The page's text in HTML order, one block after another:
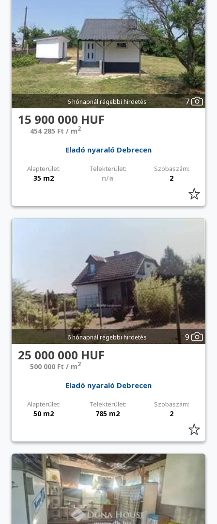
6 hónapnál régebbi hirdetés 7
15 900 000 HUF
454 285 Ft / m2
Eladó nyaraló Debrecen
Alapterület: Telekterület: Szobaszám:
35 m2 n/a 2
6 hónapnál régebbi hirdetés 9
25 000 000 HUF
500 000 Ft / m2
Eladó nyaraló Debrecen
Alapterület: Telekterület: Szobaszám:
50 m2 785 m2 2